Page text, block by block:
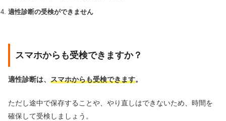
適性診断の受検ができません
スマホからも受検できますか？
適性診断は、 スマホからも受検できます。
ただし途中で保存することや、やり直しはできないため、時間を
確保して受検しましょう。